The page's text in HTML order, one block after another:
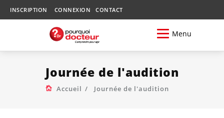
INSCRIPTION CONNEXION CONTACT
Menu
Journée de l'audition
Accueil Journée de l'audition